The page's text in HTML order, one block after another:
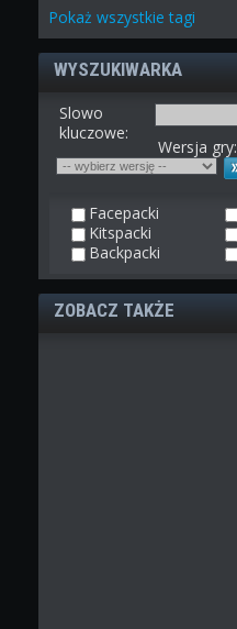
Pokażwszystkie tagi
WYSZUKIWARKA
Slowo
kluczowe:
Wersja gry:
Facepacki
Kitspacki
Backpacki
ZOBACZ TAKŻE